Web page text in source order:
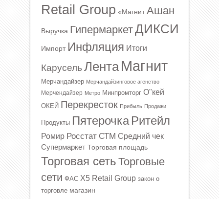
Retail Group «Магнит Ашан
Выручка ГипермаркетДИКСИ
Импорт Инфляция Итоги
Карусель Лента Магнит
Мерчандайзер Мерчандайзинговое агенство
Мерчендайзер Метро Минпромторг О"кей
ОКЕЙ Перекресток Прибыль Продажи
Продукты Пятерочка Ритейл
Ромир Росстат СТМ Средний чек
Супермаркет Торговая площадь
Торговая сеть Торговые
сети ФАС Х5 Retail Group закон о
торговле магазин